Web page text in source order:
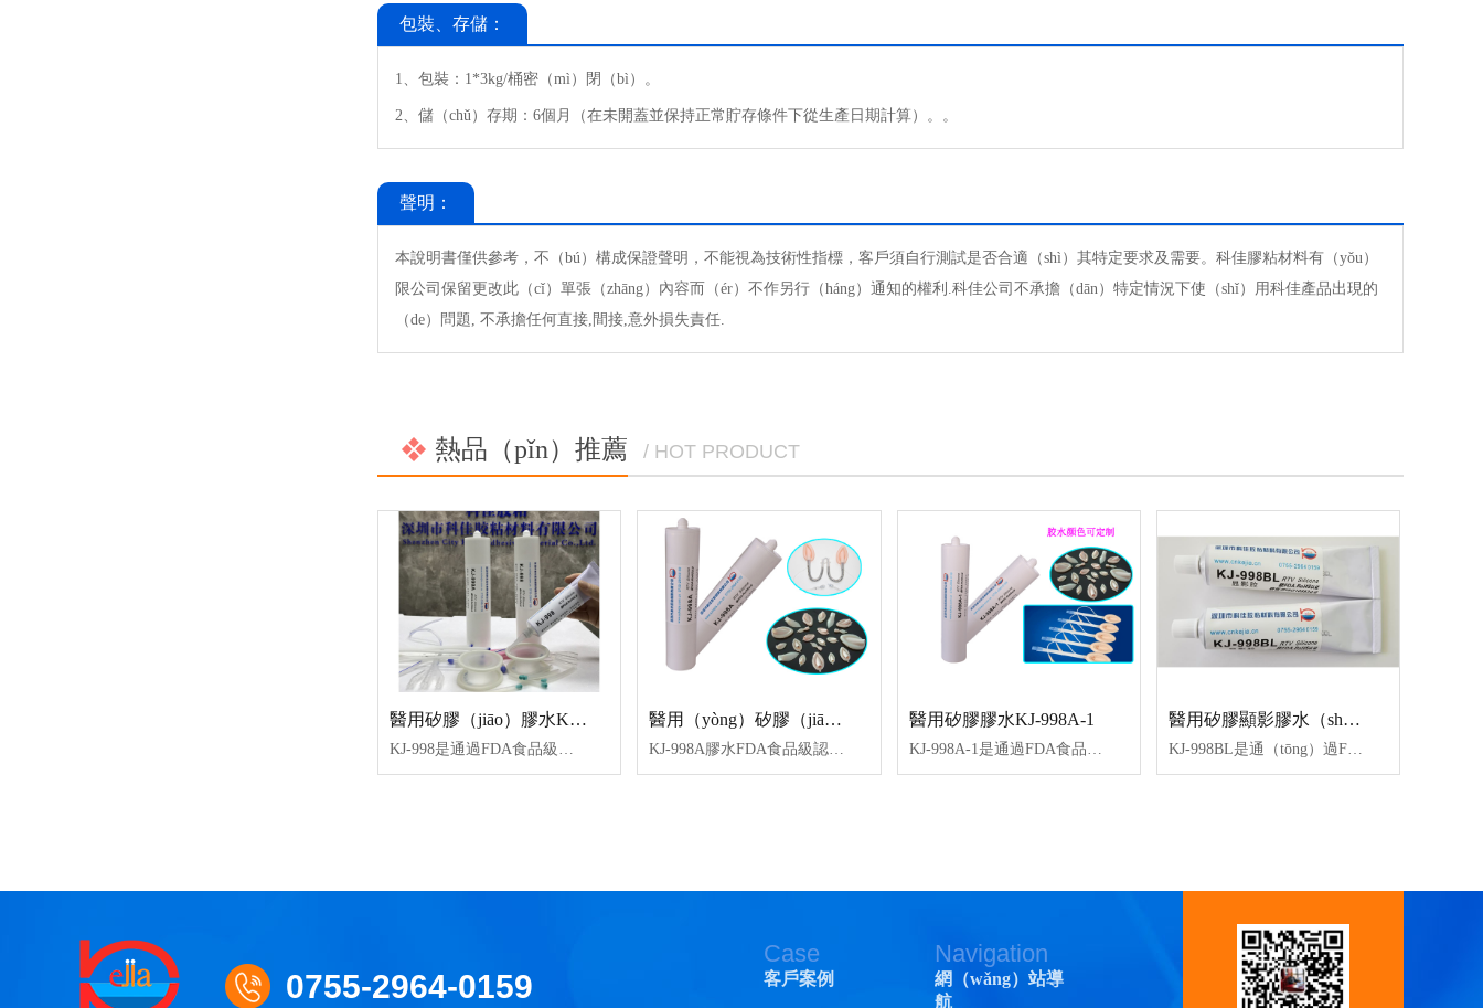
包裝、存儲：
1、包裝：1*3kg/桶密（mì）閉（bì）。
2、儲（chǔ）存期：6個月（在未開蓋並保持正常貯存條件下從生產日期計算）。。
聲明：
本說明書僅供參考，不（bú）構成保證聲明，不能視為技術性指標，客戶須自行測試是否合適（shì）其特定要求及需要。科佳膠粘材料有（yǒu）
限公司保留更改此（cǐ）單張（zhāng）內容而（ér）不作另行（háng）通知的權利.科佳公司不承擔（dān）特定情況下使（shǐ）用科佳產品出現的
（de）問題, 不承擔任何直接,間接,意外損失責任.
熱品（pǐn）推薦 / HOT PRODUCT
醫用矽膠（jiāo）膠水KJ-998 醫用（yòng）矽膠（jiāo）膠水KJ-998A 醫用矽膠膠水KJ-998A-1 醫用矽膠顯影膠水（shuǐ）KJ-998BL
KJ-998BL是通（tōng）過FDA食品級認證、ISO10993測試（shì）認證、ROHS認證、REACH認證、低揮發VOC等（děng），為單組份蘭色、藍色、淡藍色（sè）矽膠膠水。常用於醫用矽膠導管（guǎn）上（shàng），起到（dào）堵頭、粘（zhān）接、灌封（fēng）、密封等作用。
0755-2964-0159
Case
客戶案例
Navigation
網（wǎng）站導
航